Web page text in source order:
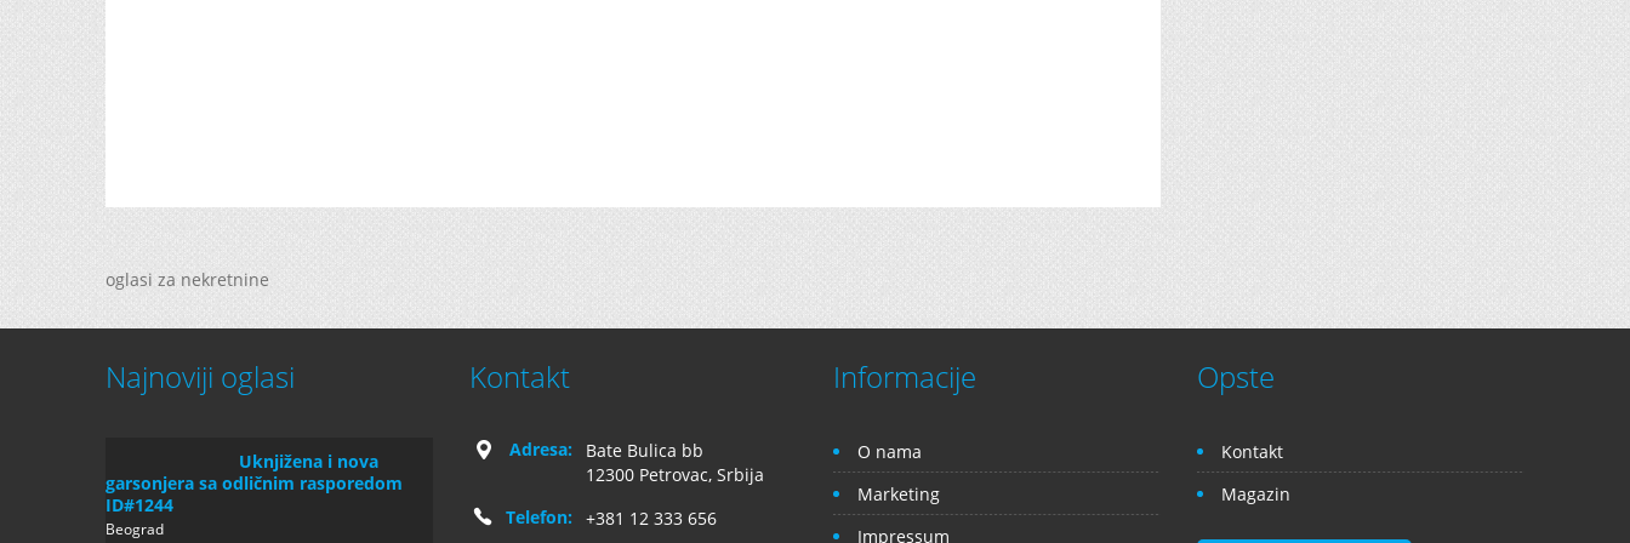
oglasi za nekretnine
Najnoviji oglasi
Uknjižena i nova
garsonjera sa odličnim rasporedom
ID#1244
Beograd
Kontakt
Adresa:
Bate Bulica bb
12300 Petrovac, Srbija
Telefon:
+381 12 333 656
Informacije
O nama
Marketing
Impressum
Opste
Kontakt
Magazin